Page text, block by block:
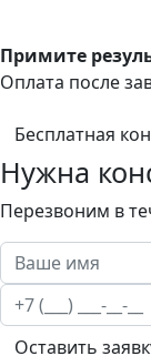
Примите
Оплата после
Бесплатная
Нужна
Перезвоним в
Оставить